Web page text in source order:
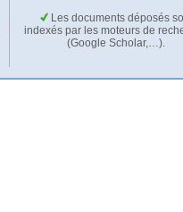
Les documents déposés
indexés par les moteurs de
(Google Scholar,…).